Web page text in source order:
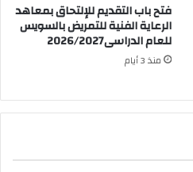
فتح باب التقديم للإلتحاق بمعاهد
الرعاية الفنية للتمريض بالسويس
للعام الدراسى2026/2027
منذ 3 أيام